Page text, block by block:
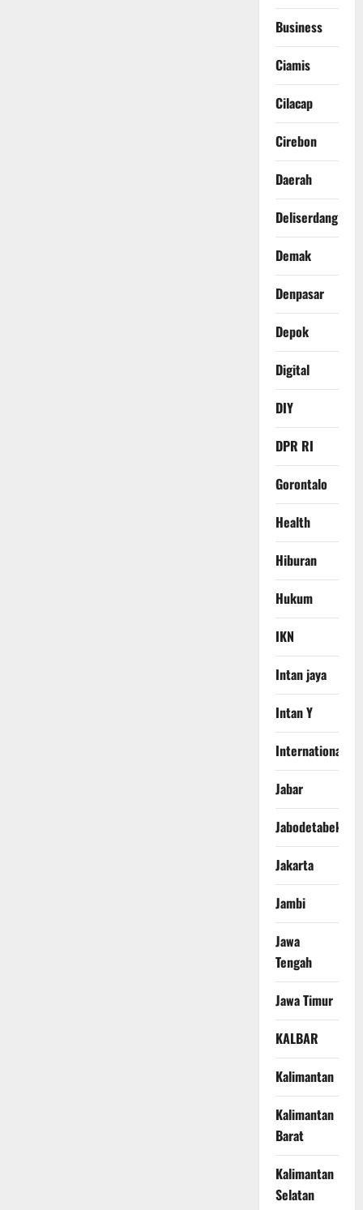
Business
Ciamis
Cilacap
Cirebon
Daerah
Deliserdang
Demak
Denpasar
Depok
Digital
DIY
DPR RI
Gorontalo
Health
Hiburan
Hukum
IKN
Intan jaya
Intan Y
International
Jabar
Jabodetabek
Jakarta
Jambi
Jawa
Tengah
Jawa Timur
KALBAR
Kalimantan
Kalimantan
Barat
Kalimantan
Selatan